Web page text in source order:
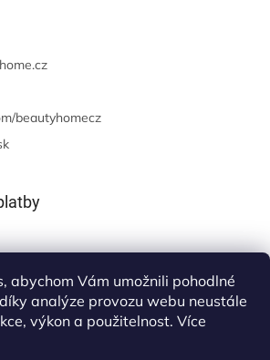
abychom Vám umožnili pohodlné
analýze provozu webu neustále
výkon a použitelnost. Více
beautyhomecz